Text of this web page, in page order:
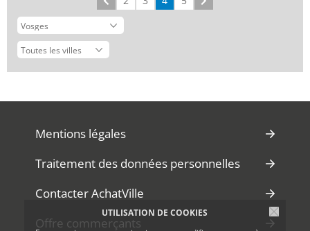
UTILISATION DE COOKIES
Mentions légales
Traitement des données personnelles
Contacter AchatVille
Offre commerçants